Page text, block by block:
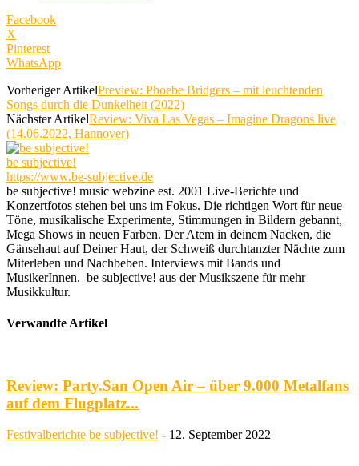
Facebook
X
Pinterest
WhatsApp
Vorheriger ArtikelPreview: Phoebe Bridgers – mit leuchtenden
Songs durch die Dunkelheit (2022)
Nächster ArtikelReview: Viva Las Vegas – Imagine Dragons live
(14.06.2022, Hannover)
be subjective!
https://www.be-subjective.de
be subjective! music webzine est. 2001 Live-Berichte und
Konzertfotos stehen bei uns im Fokus. Die richtigen Wort für neue
Töne, musikalische Experimente, Stimmungen in Bildern gebannt,
Mega Shows in neuen Farben. Der Atem in deinem Nacken, die
Gänsehaut auf Deiner Haut, der Schweiß durchtanzter Nächte zum
Miterleben und Nachbeben. Interviews mit Bands und
MusikerInnen. be subjective! aus der Musikszene für mehr
Musikkultur.
Verwandte Artikel
Review: Party.San Open Air – über 9.000 Metalfans
auf dem Flugplatz...
Festivalberichte be subjective! - 12. September 2022